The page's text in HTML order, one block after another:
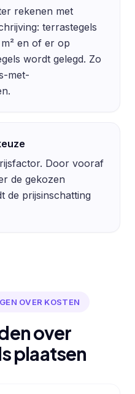
rekenen met
terrastegels
en of er op
wordt gelegd. Zo
met-
Door vooraf
de gekozen
de prijsinschatting
OVER KOSTEN
over
plaatsen